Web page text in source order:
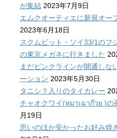
が集結 2023年7月9日
エムクオーティエに新規オー
2023年6月18日
スクムビット・ソイ33/1のフ
の東京メガネに行きました
まだピンクラインが開通しな
ーション 2023年5月30日
タニシ？入りのタイカレー
チャオクワイ(หมาเฉาก๊วย )の
月19日
思いのほか安かったお好み焼